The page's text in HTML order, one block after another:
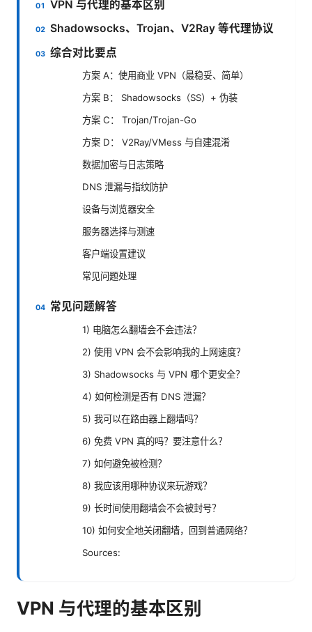
VPN 与代理的基本区别
Shadowsocks、Trojan、V2Ray 等代理协议
综合对比要点
方案 A：使用商业 VPN（最稳妥、简单）
方案 B： Shadowsocks（SS）+ 伪装
方案 C： Trojan/Trojan-Go
方案 D： V2Ray/VMess 与自建混淆
数据加密与日志策略
DNS 泄漏与指纹防护
设备与浏览器安全
服务器选择与测速
客户端设置建议
常见问题处理
常见问题解答
1) 电脑怎么翻墙会不会违法？
2) 使用 VPN 会不会影响我的上网速度？
3) Shadowsocks 与 VPN 哪个更安全？
4) 如何检测是否有 DNS 泄漏？
5) 我可以在路由器上翻墙吗？
6) 免费 VPN 真的吗？要注意什么？
7) 如何避免被检测？
8) 我应该用哪种协议来玩游戏？
9) 长时间使用翻墙会不会被封号？
10) 如何安全地关闭翻墙，回到普通网络？
Sources:
VPN 与代理的基本区别